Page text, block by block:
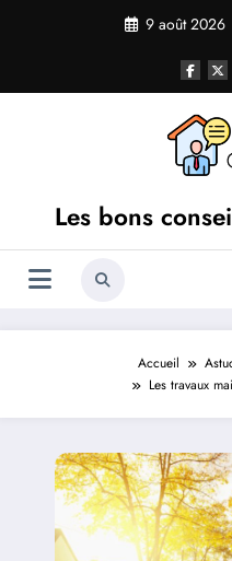
9 août 2026
Les bons
Accueil
Les travaux